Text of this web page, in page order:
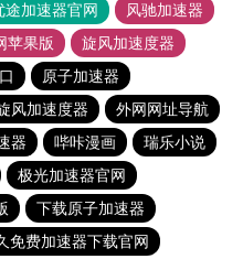
途加速器官网
风驰加速器
苹果版
旋风加速度器
原子加速器
风加速度器
外网网址导航
器 哔咔漫画
瑞乐小说
极光加速器官网
下载原子加速器
免费加速器下载官网